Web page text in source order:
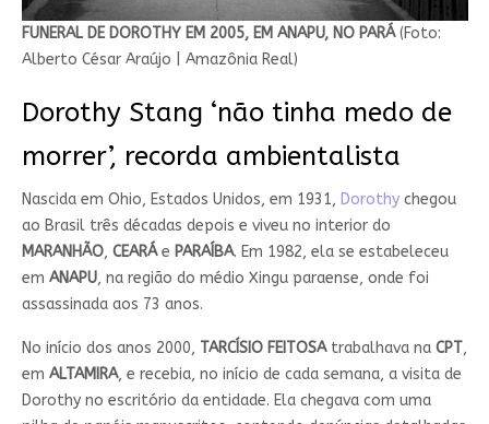
FUNERAL DE DOROTHY EM 2005, EM ANAPU, NO PARÁ(Foto:
Alberto César Araújo | Amazônia Real)
Dorothy Stang ‘não tinha medo de
morrer’, recorda ambientalista
Nascida em Ohio, Estados Unidos, em 1931, Dorothychegou
ao Brasil três décadas depois e viveu no interior do
MARANHÃO, CEARÁe PARAÍBA. Em 1982, ela se estabeleceu
em ANAPU, na região do médio Xingu paraense, onde foi
assassinada aos 73 anos.
No início dos anos 2000, TARCÍSIO FEITOSAtrabalhava na CPT,
em ALTAMIRA, e recebia, no início de cada semana, a visita de
Dorothy no escritório da entidade. Ela chegava com uma